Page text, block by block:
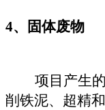
4、固体废物
项目产生
削铁泥、超精